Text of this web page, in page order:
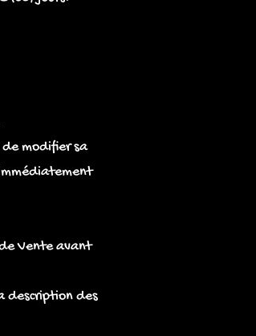
modifier sa
Vente avant
description des